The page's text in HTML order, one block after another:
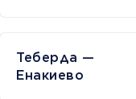
Теберда —
Енакиево